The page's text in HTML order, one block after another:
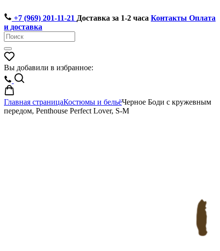
+7 (969) 201-11-21 Доставка за 1-2 часа Контакты Оплата
и доставка
Вы добавили в избранное:
Главная страницаКостюмы и бельёЧерное Боди с кружевным
передом, Penthouse Perfect Lover, S-M